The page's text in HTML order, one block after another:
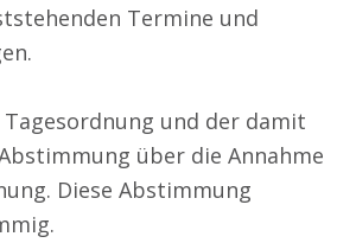
Termine und
und der damit
über die Annahme
Diese Abstimmung
.